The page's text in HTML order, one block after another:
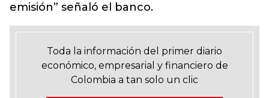
emisión” señaló el banco.
Toda la información del primer diario
económico, empresarial y financiero de
Colombia a tan solo un clic